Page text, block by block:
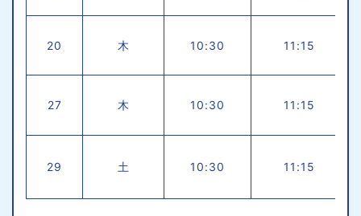
20 木 10:30 11:15
27 木 10:30 11:15
29 土 10:30 11:15